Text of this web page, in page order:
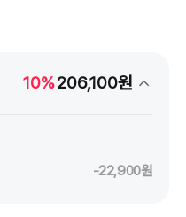
10%206,100원
-22,900원